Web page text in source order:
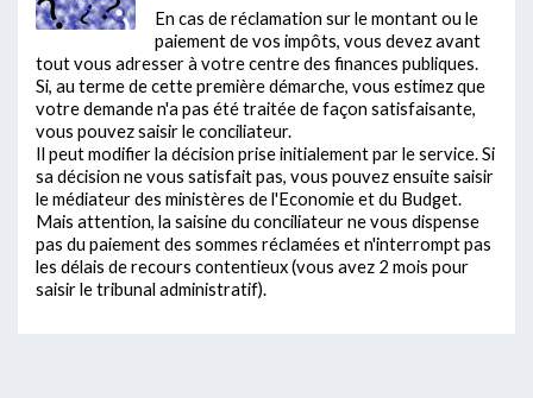
En cas de réclamation sur le montant ou le
paiement de vos impôts, vous devez avant
tout vous adresser à votre centre des finances publiques.
Si, au terme de cette première démarche, vous estimez que
votre demande n'a pas été traitée de façon satisfaisante,
vous pouvez saisir le conciliateur.
Il peut modifier la décision prise initialement par le service. Si
sa décision ne vous satisfait pas, vous pouvez ensuite saisir
le médiateur des ministères de l'Economie et du Budget.
Mais attention, la saisine du conciliateur ne vous dispense
pas du paiement des sommes réclamées et n'interrompt pas
les délais de recours contentieux (vous avez 2 mois pour
saisir le tribunal administratif).